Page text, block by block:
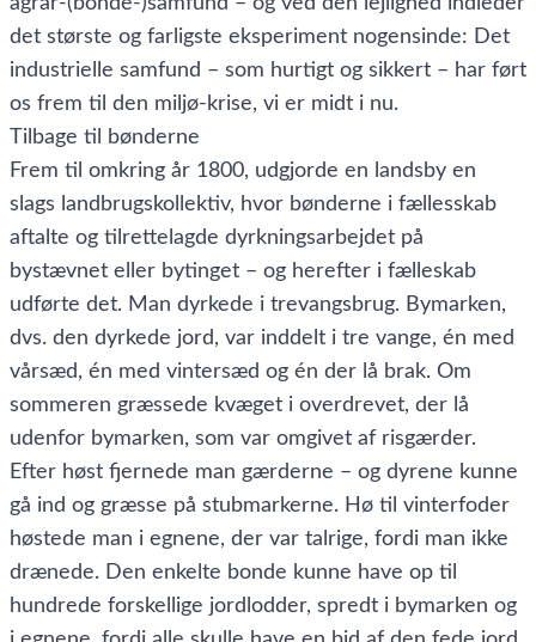
det største og farligste eksperiment nogensinde: Det
industrielle samfund – som hurtigt og sikkert – har ført
os frem til den miljø-krise, vi er midt i nu.
Tilbage til bønderne
Frem til omkring år 1800, udgjorde en landsby en
slags landbrugskollektiv, hvor bønderne i fællesskab
aftalte og tilrettelagde dyrkningsarbejdet på
bystævnet eller bytinget – og herefter i fælleskab
udførte det. Man dyrkede i trevangsbrug. Bymarken,
dvs. den dyrkede jord, var inddelt i tre vange, én med
vårsæd, én med vintersæd og én der lå brak. Om
sommeren græssede kvæget i overdrevet, der lå
udenfor bymarken, som var omgivet af risgærder.
Efter høst fjernede man gærderne – og dyrene kunne
gå ind og græsse på stubmarkerne. Hø til vinterfoder
høstede man i egnene, der var talrige, fordi man ikke
drænede. Den enkelte bonde kunne have op til
hundrede forskellige jordlodder, spredt i bymarken og